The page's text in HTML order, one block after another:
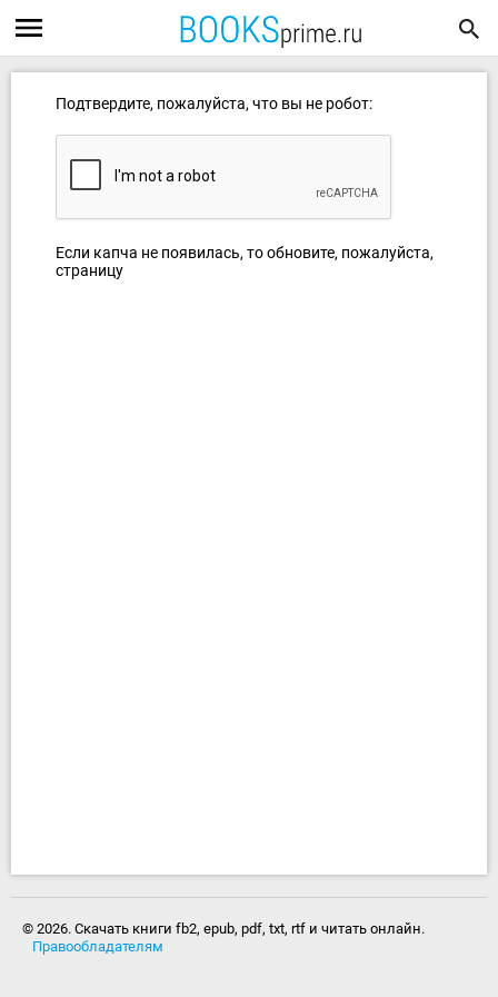
Подтвердите, пожалуйста, что вы не робот:
Если капча не появилась, то обновите, пожалуйста,
страницу
© 2026. Скачать книги fb2, epub, pdf, txt, rtf и читать онлайн.
Правообладателям